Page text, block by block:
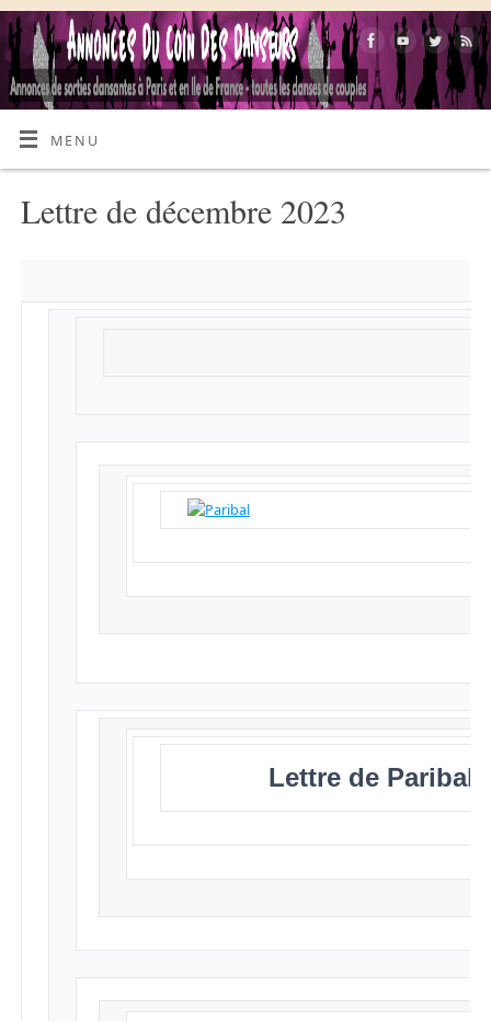
MENU
Lettre de décembre 2023
Lettre de Paribal